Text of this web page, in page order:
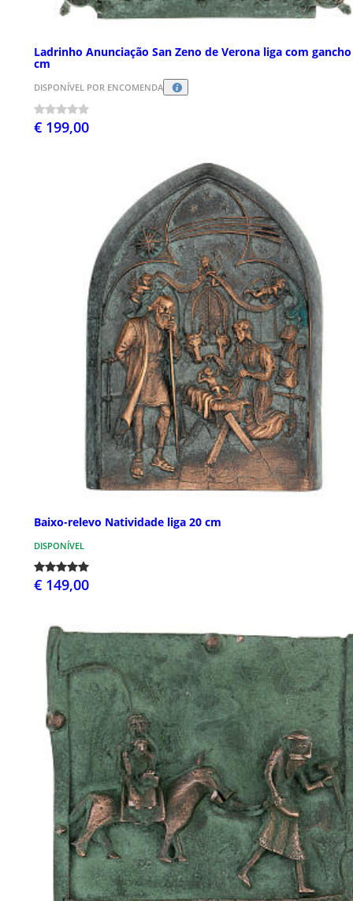
Ladrinho Anunciação San Zeno de Verona liga com
cm
DISPONÍVEL POR ENCOMENDA
€ 199,00
Baixo-relevo Natividade liga 20 cm
DISPONÍVEL
€ 149,00